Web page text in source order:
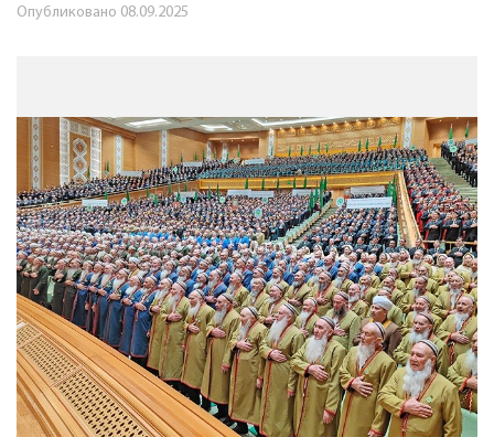
Опубликовано 08.09.2025